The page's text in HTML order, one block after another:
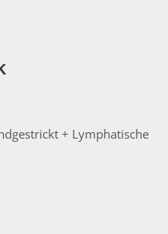
+ Lymphatische